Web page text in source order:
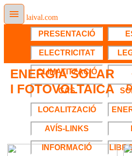
laival.com
PRESENTACIÓ
ELECTRICITAT
CLIMATITZACIÓ
GAS
LOCALITZACIÓ
AVÍS-LINKS
INFORMACIÓ
ENERGIA SOLAR
I FOTOVOLTAICA